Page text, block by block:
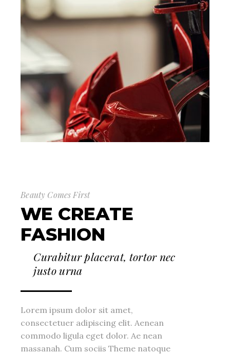
Beauty Comes First
WE CREATE
FASHION
Curabitur placerat, tortor nec
justo urna
Lorem ipsum dolor sit amet,
consectetuer adipiscing elit. Aenean
commodo ligula eget dolor. Ae nean
massanah. Cum sociis Theme natoque